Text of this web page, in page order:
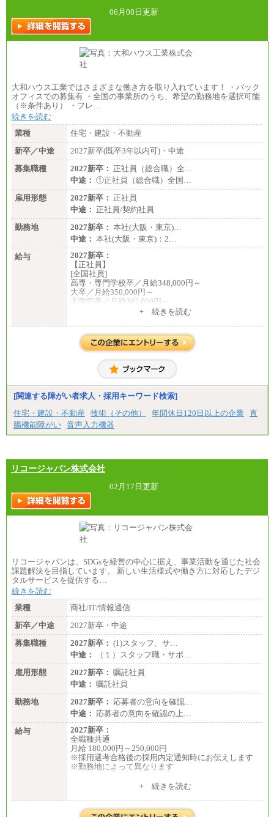
06月08日更新
大和ハウス工業ではさまざまな働き方を取り入れています！ ・バック
オフィスでの募集有 ・全国の事業所のうち、希望の勤務地を選択可能
（※条件あり） ・フレ…
続きを読む
業種
住宅・建設・不動産
新卒／中途
2027新卒(既卒3年以内可)・中途
募集職種
2027新卒： 正社員（総合職）全…
中途： ①正社員（総合職）全国…
雇用形態
2027新卒： 正社員
中途： 正社員/契約社員
勤務地
2027新卒： 本社(大阪・東京)…
中途： 本社(大阪・東京)：2…
給与
2027新卒：
【正社員】
[全国社員]
高専・専門学校卒／月給348,000円～
大卒／月給350,000円～
大学院卒／月給362,000円～
[地域社員]月給295,000円～
【正社員】
[全国社員]月給348,000円～
[地域社員]月給295,000円～
【契約社員】月給200,000円～
+ 続きを読む
[関連する障がい者求人・採用キーワード検索]
住宅・建設・不動産
技術（その他） 年間休日120日以上の企業
直
腸機能障がい 音声入力機器
リコージャパン株式会社
02月17日更新
リコージャパンは、SDGsを経営の中心に据え、事業活動を通じた社会
課題解決を目指しています。 新しい生活様式や働き方に対応したデジ
タルサービスを提供する…
続きを読む
業種
商社/IT/情報通信
新卒／中途
2027新卒・中途
募集職種
2027新卒： (1)スタッフ、サ…
中途：
（１）スタッフ職・サポ…
雇用形態
2027新卒： 嘱託社員
中途： 嘱託社員
勤務地
2027新卒： 応募者の意向を確認…
中途： 応募者の意向を確認の上…
給与
2027新卒：
全職種共通
月給 180,000円～250,000円
※採用選考合格後の採用内定通知時にお伝えします
※勤務地によって異なります
月給 200,000円～250,000円
入社時の処遇は経験・能力を考慮の上、当社規程に
+ 続きを読む